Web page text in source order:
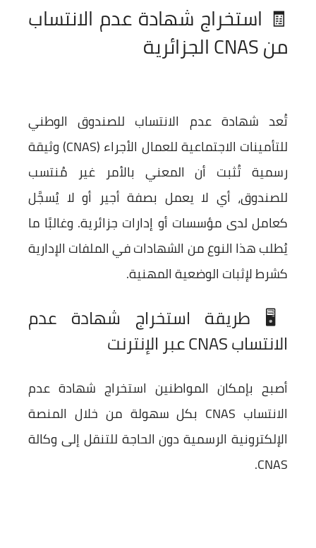
🧾 استخراج شهادة عدم الانتساب
من CNAS الجزائرية
تُعد شهادةعدم الانتساب للصندوق الوطني
للتأمينات الاجتماعية للعمال الأجراء (CNAS)
وثيقة
رسمية تُثبت أن المعني بالأمر غير مُنتسب
للصندوق، أي لا يعمل بصفة أجير أو لا يُسجَّل
كعامل لدى مؤسسات أو إدارات جزائرية. وغالبًا ما
يُطلب هذا النوع من الشهادات في الملفات الإدارية
كشرط لإثبات الوضعية المهنية.
🖥️ طريقة استخراج شهادة عدم
الانتساب CNAS عبر الإنترنت
أصبح بإمكان المواطنين استخراج شهادة عدم
الانتساب CNAS
بكل سهولة من خلال المنصة
الإلكترونية الرسمية دون الحاجة للتنقل إلى وكالة
CNAS.